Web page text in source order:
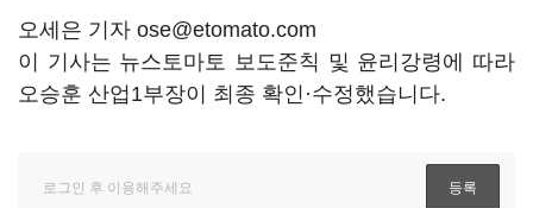
오세은 기자 ose@etomato.com
이 기사는 뉴스토마토 보도준칙 및 윤리강령에 따라
오승훈 산업1부장이 최종 확인·수정했습니다.